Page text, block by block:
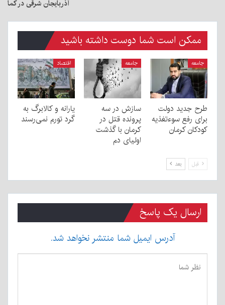
آذربایجان شرقی در کما
ممکن است شما دوست داشته باشید
جامعه
طرح جدید دولت
برای رفع سوءتغذیه
کودکان کرمان
جامعه
سازش در سه
پرونده قتل در
کرمان با گذشت
اولیای دم
اقتصاد
یارانه و کالابرگ به
گرد تورم نمی‌رسند
قبل بعد
ارسال یک پاسخ
آدرس ایمیل شما منتشر نخواهد شد.